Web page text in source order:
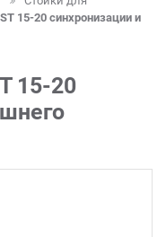
15-20 синхронизации и
15-20